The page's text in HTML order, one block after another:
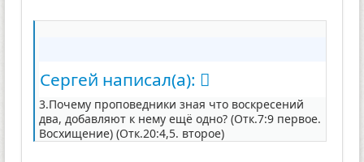
Сергей написал(а):
3.Почему проповедники зная что воскресений
два, добавляют к нему ещё одно? (Отк.7:9 первое.
Восхищение) (Отк.20:4,5. второе)